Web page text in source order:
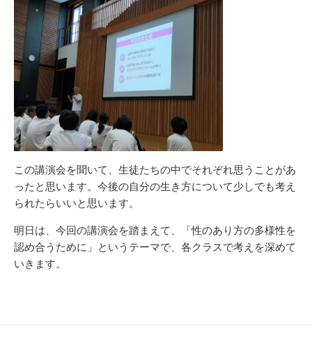
この講演会を聞いて、生徒たちの中でそれぞれ思うことがあ
ったと思います。今後の自分の生き方について少しでも考え
られたらいいと思います。
明日は、今回の講演会を踏まえて、「性のあり方の多様性を
認め合うために」というテーマで、各クラスで考えを深めて
いきます。